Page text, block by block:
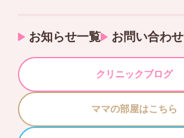
お知らせ一覧 お問い合わせ
クリニックブログ
ママの部屋はこちら